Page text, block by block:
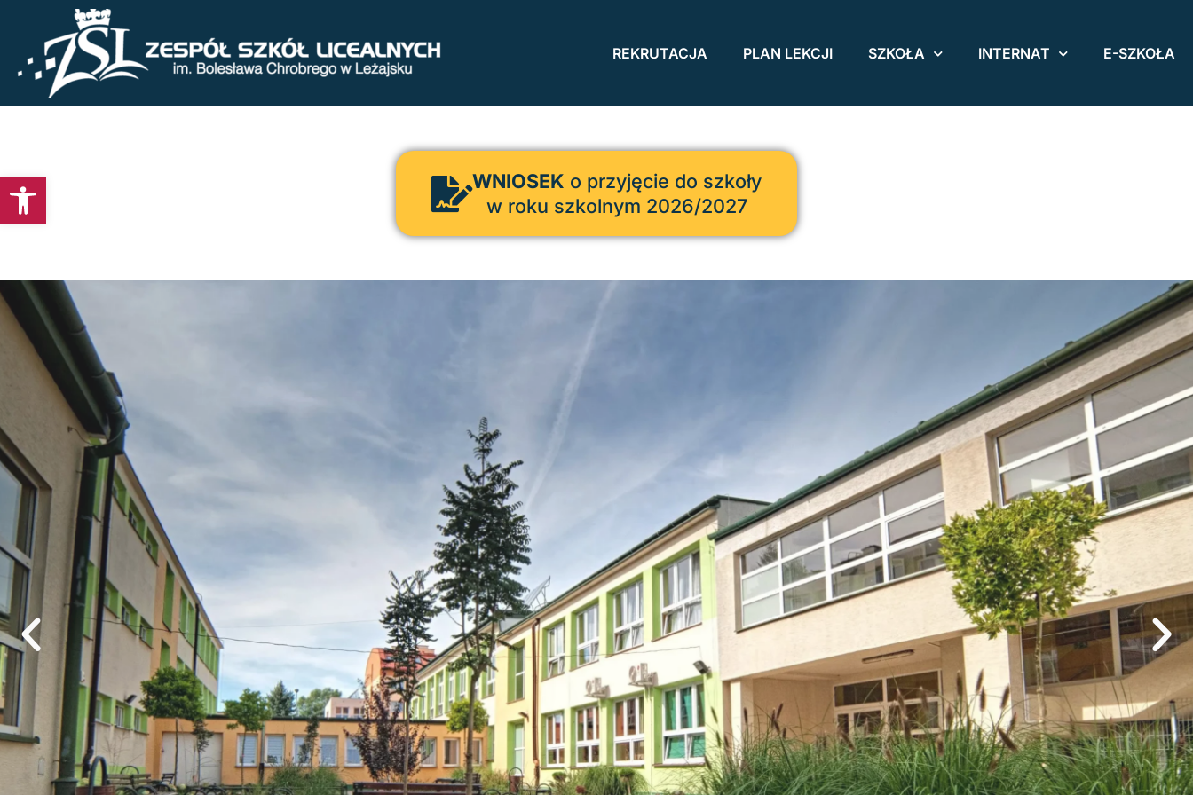
Otwórz pasek narzędzi
REKRUTACJA PLAN LEKCJI SZKOŁA INTERNAT E-SZKOŁA
WNIOSEK o przyjęcie do szkoły
w roku szkolnym 2026/2027